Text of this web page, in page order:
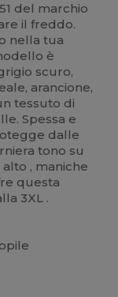
del marchio
il freddo.
nella tua
è
scuro,
arancione,
tessuto di
Spessa e
dalle
tono su
, maniche
questa
3XL .